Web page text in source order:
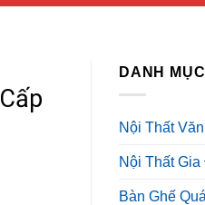
DANH
Nội Thất
Nội Thất
Bàn Ghế